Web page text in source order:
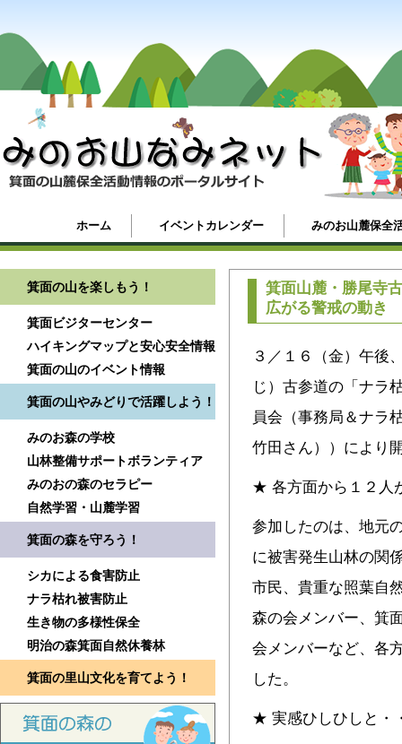
ホーム イベントカレンダー みのお山麓保全
箕面の山を楽しもう！
箕面ビジターセンター
ハイキングマップと安心安全情報
箕面の山のイベント情報
箕面の山やみどりで活躍しよう！
みのお森の学校
山林整備サポートボランティア
みのおの森のセラピー
自然学習・山麓学習
箕面の森を守ろう！
シカによる食害防止
ナラ枯れ被害防止
生き物の多様性保全
明治の森箕面自然休養林
箕面の里山文化を育てよう！
箕面山麓・勝尾寺
広がる警戒の動き
３／１６（金）午後
じ）古参道の「ナラ
員会（事務局＆ナラ
竹田さん））により
★ 各方面から１２人
参加したのは、地元
に被害発生山林の関
市民、貴重な照葉自
森の会メンバー、箕
会メンバーなど、各
した。
★ 実感ひしひしと・